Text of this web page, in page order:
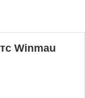
Winmau